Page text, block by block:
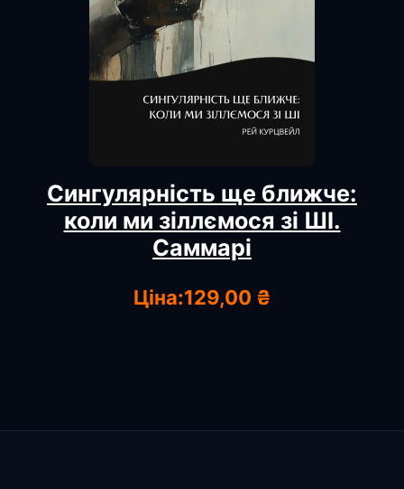
Сингулярність ще ближче:
коли ми зіллємося зі ШІ.
Саммарі
Ціна:129,00 ₴